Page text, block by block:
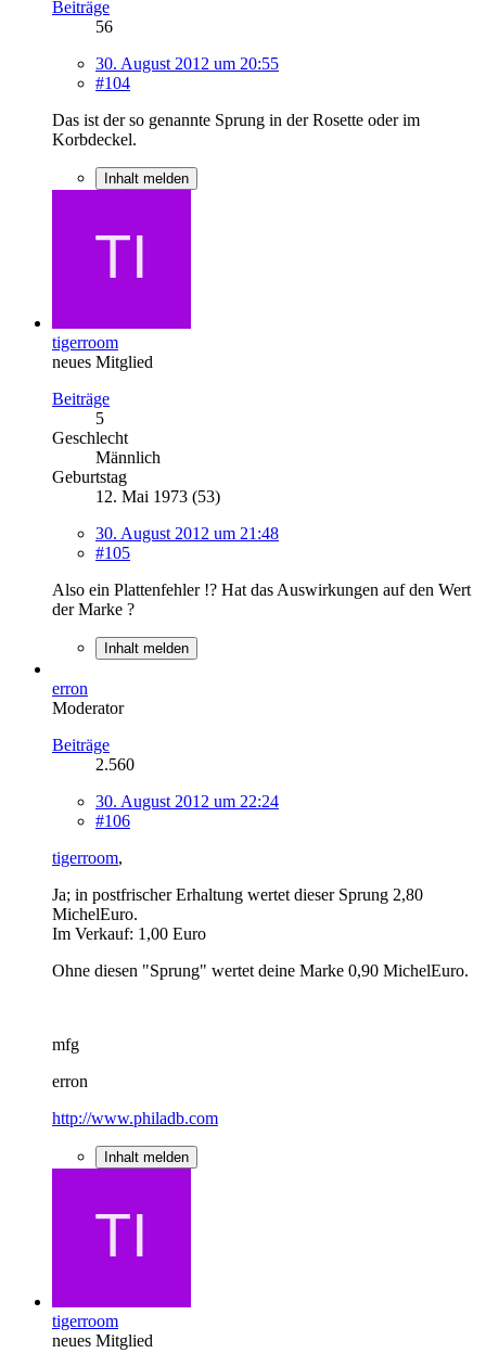
Beiträge
56
30. August 2012 um 20:55
#104
Das ist der so genannte Sprung in der Rosette oder im
Korbdeckel.
Inhalt melden
tigerroom
neues Mitglied
Beiträge
5
Geschlecht
Männlich
Geburtstag
12. Mai 1973 (53)
30. August 2012 um 21:48
#105
Also ein Plattenfehler !? Hat das Auswirkungen auf den Wert
der Marke ?
Inhalt melden
erron
Moderator
Beiträge
2.560
30. August 2012 um 22:24
#106
tigerroom,
Ja; in postfrischer Erhaltung wertet dieser Sprung 2,80
MichelEuro.
Im Verkauf: 1,00 Euro
Ohne diesen "Sprung" wertet deine Marke 0,90 MichelEuro.
mfg
erron
http://www.philadb.com
Inhalt melden
tigerroom
neues Mitglied